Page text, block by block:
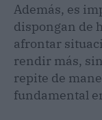
Además, es
dispongan de
afrontar
rendir más,
repite de
fundamental